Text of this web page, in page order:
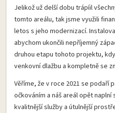
Jelikož už delší dobu trápíil
tomto areálu, tak jsme využili
letos s jeho modernizací.
abychom ukončili nepříjemný
druhou etapu tohoto projektu,
venkovní dlažbu a kompletně se
Věříme, že v roce 2021 se podaří
očkováním a náš areál opět
kvalitnější služby a útulnější